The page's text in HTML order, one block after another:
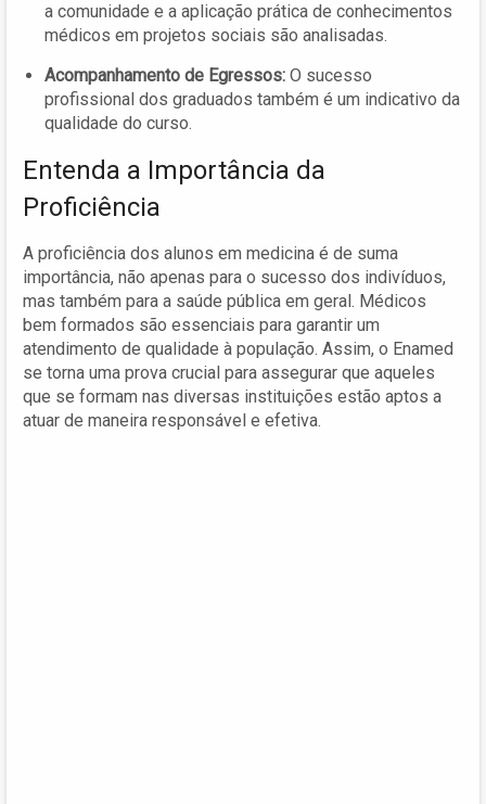
a comunidade e a aplicação prática de conhecimentos
médicos em projetos sociais são analisadas.
Acompanhamento de Egressos: O sucesso
profissional dos graduados também é um indicativo da
qualidade do curso.
Entenda a Importância da
Proficiência
A proficiência dos alunos em medicina é de suma
importância, não apenas para o sucesso dos indivíduos,
mas também para a saúde pública em geral. Médicos
bem formados são essenciais para garantir um
atendimento de qualidade à população. Assim, o Enamed
se torna uma prova crucial para assegurar que aqueles
que se formam nas diversas instituições estão aptos a
atuar de maneira responsável e efetiva.